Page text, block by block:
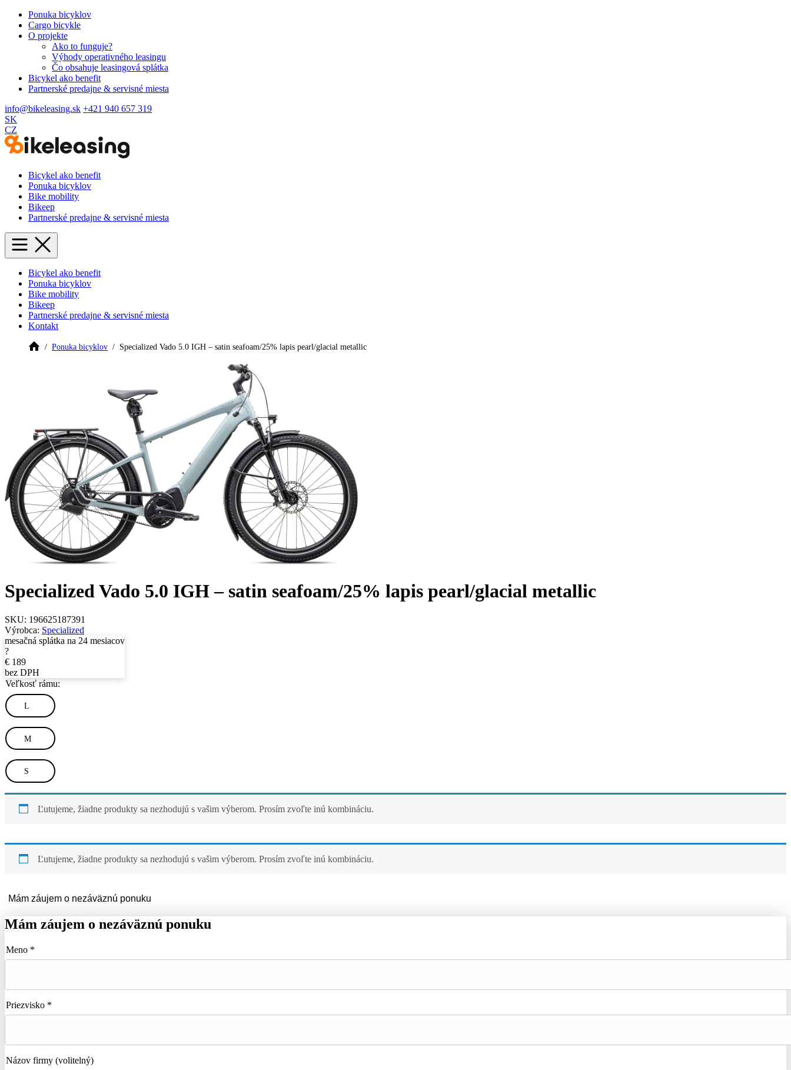
Ponuka bicyklov
Cargo bicykle
O projekte
Ako to funguje?
Výhody operativného leasingu
Čo obsahuje leasingová splátka
Bicykel ako benefit
Partnerské predajne & servisné miesta
info@bikeleasing.sk +421 940 657 319
SK
CZ
Bicykel ako benefit
Ponuka bicyklov
Bike mobility
Bikeep
Partnerské predajne & servisné miesta
Bicykel ako benefit
Ponuka bicyklov
Bike mobility
Bikeep
Partnerské predajne & servisné miesta
Kontakt
Ponuka bicyklov Specialized Vado 5.0 IGH – satin seafoam/25% lapis pearl/glacial metallic
Specialized Vado 5.0 IGH – satin seafoam/25% lapis pearl/glacial metallic
SKU: 196625187391
Výrobca: Specialized
mesačná splátka na 24 mesiacov
?
€ 189
bez DPH
Veľkosť rámu:
L
M
S
Ľutujeme, žiadne produkty sa nezhodujú s vašim výberom. Prosím zvoľte inú kombináciu.
Ľutujeme, žiadne produkty sa nezhodujú s vašim výberom. Prosím zvoľte inú kombináciu.
Mám záujem o nezáväznú ponuku
Mám záujem o nezáväznú ponuku
Meno *
Priezvisko *
Názov firmy (volitelný)